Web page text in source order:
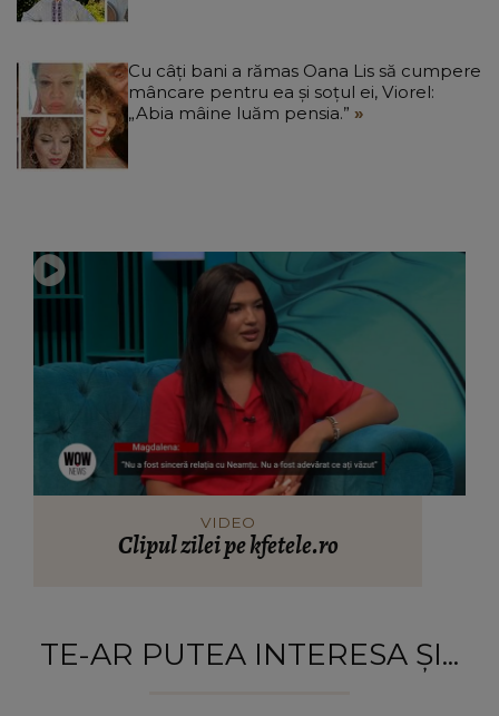
Cu câți bani a rămas Oana Lis să cumpere
mâncare pentru ea și soțul ei, Viorel:
„Abia mâine luăm pensia.”
VIDEO
Clipul zilei pe kfetele.ro
TE-AR PUTEA INTERESA ȘI...